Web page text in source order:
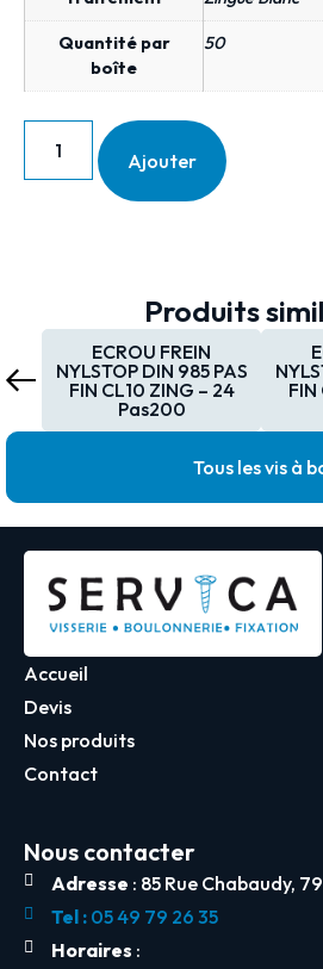
Quantité par
boîte
50
Ajouter
Produits
ECROU FREIN
NYLSTOP DIN 985 PAS
FIN CL10 ZING – 24
Pas200
FIN
Tous les vis à
Accueil
Devis
Nos produits
Contact
Nous contacter
Adresse : 85 Rue Chabaudy,
Tel :05 49 79 26 35
Horaires :